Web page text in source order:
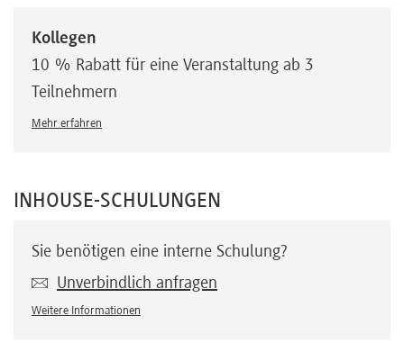
Kollegen
10 % Rabatt für eine Veranstaltung ab 3
Teilnehmern
Mehr erfahren
INHOUSE-SCHULUNGEN
Sie benötigen eine interne Schulung?
Unverbindlich anfragen
Weitere Informationen